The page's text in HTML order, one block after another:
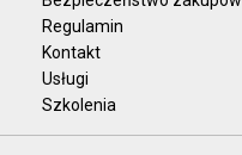
Regulamin
Kontakt
Usługi
Szkolenia